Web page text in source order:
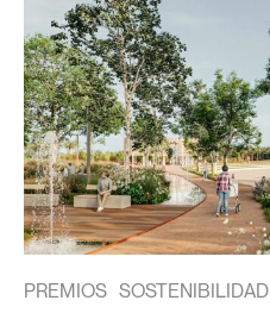
PREMIOS SOSTENIBILIDAD